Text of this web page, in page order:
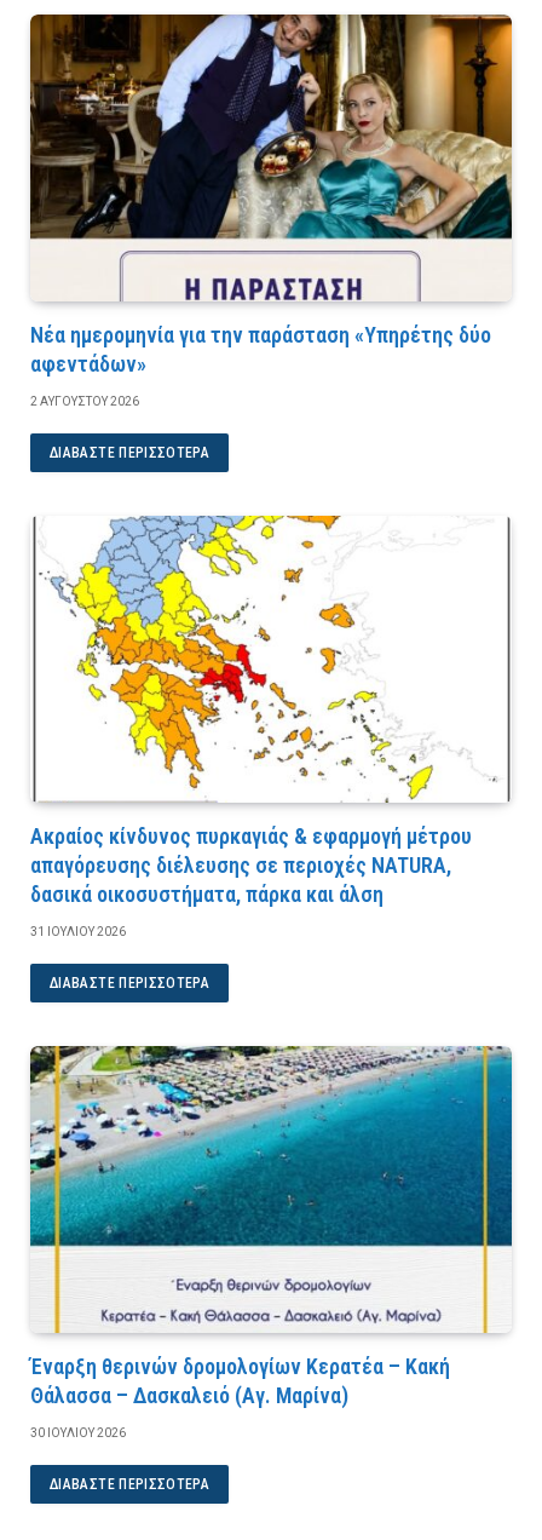
Νέα ημερομηνία για την παράσταση «Υπηρέτης δύο
αφεντάδων»
2 ΑΥΓΟΎΣΤΟΥ 2026
ΔΙΑΒΆΣΤΕ ΠΕΡΙΣΣΌΤΕΡΑ
Ακραίος κίνδυνος πυρκαγιάς & εφαρμογή μέτρου
απαγόρευσης διέλευσης σε περιοχές NATURA,
δασικά οικοσυστήματα, πάρκα και άλση
31 ΙΟΥΛΊΟΥ 2026
ΔΙΑΒΆΣΤΕ ΠΕΡΙΣΣΌΤΕΡΑ
Έναρξη θερινών δρομολογίων Κερατέα – Κακή
Θάλασσα – Δασκαλειό (Αγ. Μαρίνα)
30 ΙΟΥΛΊΟΥ 2026
ΔΙΑΒΆΣΤΕ ΠΕΡΙΣΣΌΤΕΡΑ